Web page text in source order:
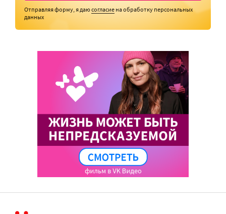
Отправляя форму, я даюсогласие на обработку персональных
данных